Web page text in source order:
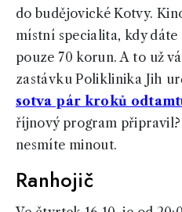
do budějovické Kotvy.
místní specialita, kdy
pouze 70 korun. A to už
zastávku Poliklinika Jih
sotva pár kroků
říjnový program
nesmíte minout.
Ranhojič